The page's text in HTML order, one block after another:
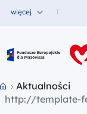
więcej
Fundusze
Przejdź do strony
Aktualności